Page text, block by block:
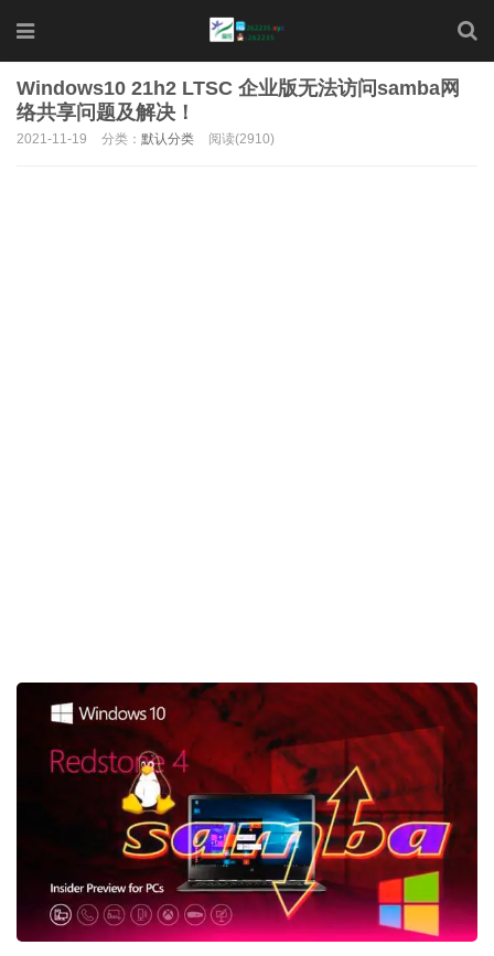
Windows10 21h2 LTSC 企业版无法访问samba网
络共享问题及解决！
2021-11-19 分类： 默认分类 阅读(2910)